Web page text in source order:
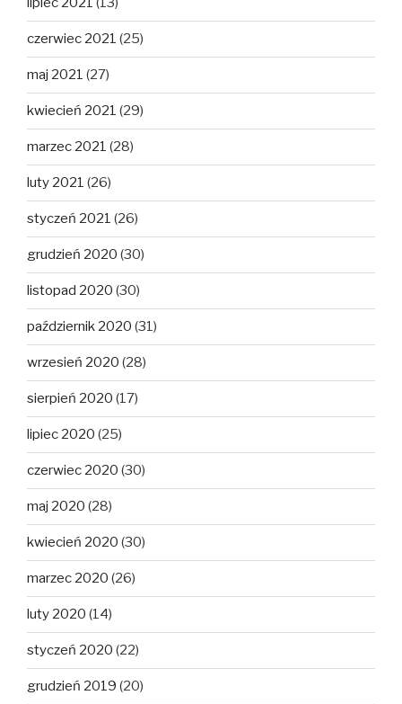
czerwiec 2021 (25)
maj 2021 (27)
kwiecień 2021 (29)
marzec 2021 (28)
luty 2021 (26)
styczeń 2021 (26)
grudzień 2020 (30)
listopad 2020 (30)
październik 2020 (31)
wrzesień 2020 (28)
sierpień 2020 (17)
lipiec 2020 (25)
czerwiec 2020 (30)
maj 2020 (28)
kwiecień 2020 (30)
marzec 2020 (26)
luty 2020 (14)
styczeń 2020 (22)
grudzień 2019 (20)